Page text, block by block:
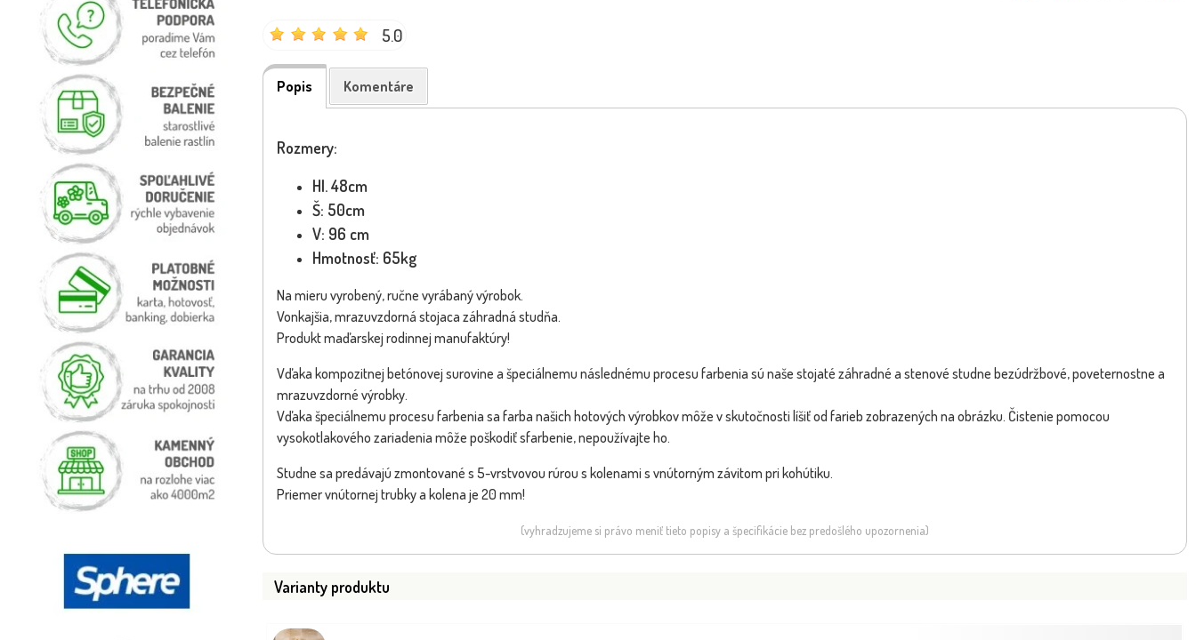
5.0
Popis Komentáre
Rozmery:
Hl. 48cm
Š: 50cm
V: 96 cm
Hmotnosť: 65kg
Na mieru vyrobený, ručne vyrábaný výrobok.
Vonkajšia, mrazuvzdorná stojaca záhradná studňa.
Produkt maďarskej rodinnej manufaktúry!
Vďaka kompozitnej betónovej surovine a špeciálnemu následnému procesu farbenia sú naše stojaté záhradné a stenové studne bezúdržbové, poveternostne a
mrazuvzdorné výrobky.
Vďaka špeciálnemu procesu farbenia sa farba našich hotových výrobkov môže v skutočnosti líšiť od farieb zobrazených na obrázku. Čistenie pomocou
vysokotlakového zariadenia môže poškodiť sfarbenie, nepoužívajte ho.
Studne sa predávajú zmontované s 5-vrstvovou rúrou s kolenami s vnútorným závitom pri kohútiku.
Priemer vnútornej trubky a kolena je 20 mm!
(vyhradzujeme si právo meniť tieto popisy a špecifikácie bez predošlého upozornenia)
Varianty produktu